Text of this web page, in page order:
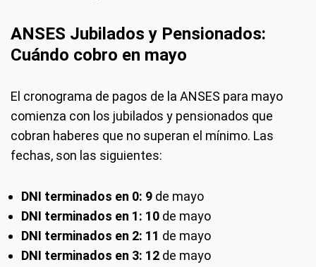
ANSES Jubilados y Pensionados:
Cuándo cobro en mayo
El cronograma de pagos de la ANSES para mayo
comienza con los jubilados y pensionados que
cobran haberes que no superan el mínimo. Las
fechas, son las siguientes:
DNI terminados en 0: 9 de mayo
DNI terminados en 1: 10 de mayo
DNI terminados en 2: 11 de mayo
DNI terminados en 3: 12 de mayo